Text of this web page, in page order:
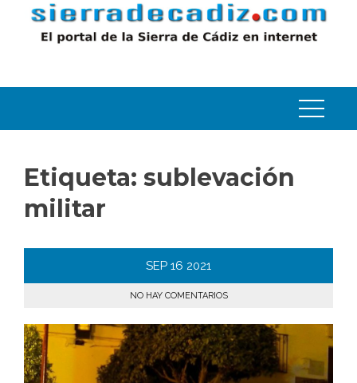
Etiqueta: sublevación
militar
SEP 16 2021
NO HAY COMENTARIOS